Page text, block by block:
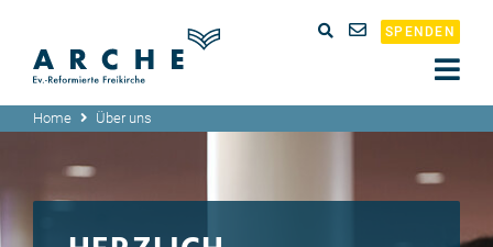
SPENDEN
Home Über uns